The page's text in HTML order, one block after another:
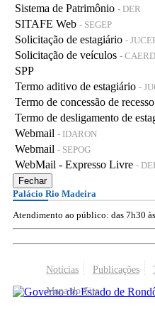
Sistema de Patrimônio - DER
SITAFE Web - SEGEP
Solicitação de estagiário -
Solicitação de veículos - CAERD
SPP
Termo aditivo de estagiário -
Termo de concessão de
Termo de desligamento de
Webmail - IDARON
Webmail - SEPOG
WebMail - Expresso Livre -
Fechar
Palácio Rio Madeira
Atendimento ao público: das 7h30
Notícias Publicações
Mapa do Site